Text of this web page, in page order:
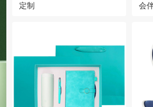
定制
会